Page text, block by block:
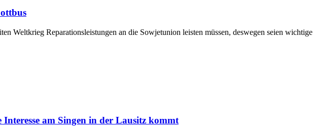
Weltkrieg Reparationsleistungen an die Sowjetunion leisten müssen, deswegen seien wichtige
am Singen in der Lausitz kommt